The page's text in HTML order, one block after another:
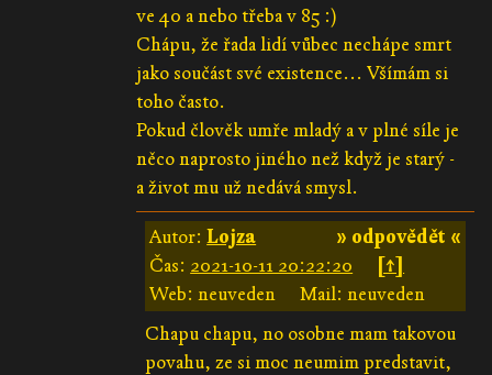
ve 40 a nebo třeba v 85 :)
Chápu, že řada lidí vůbec nechápe smrt
jako součást své existence... Všímám si
toho často.
Pokud člověk umře mladý a v plné síle je
něco naprosto jiného než když je starý -
a život mu už nedává smysl.
» odpovědět «
Autor:Lojza
Čas: 2021-10-11 20:22:20
[↑]
Web: neuveden
Mail: neuveden
Chapu chapu, no osobne mam takovou
povahu, ze si moc neumim predstavit,